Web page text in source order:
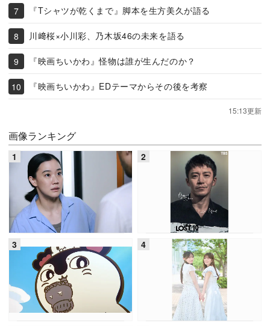
『Tシャツが乾くまで』脚本を生方美久が語る
川﨑桜×小川彩、乃木坂46の未来を語る
『映画ちいかわ』怪物は誰が生んだのか？
『映画ちいかわ』EDテーマからその後を考察
15:13更新
画像ランキング